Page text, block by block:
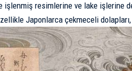
işlenmiş resimlerine ve lake işlerine
Japonlarca çekmeceli